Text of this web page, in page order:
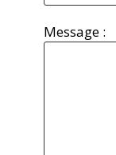
Message :